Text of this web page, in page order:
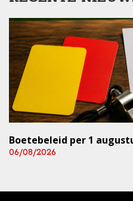
Boetebeleid per 1
06/08/2026